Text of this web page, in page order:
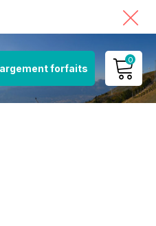
forfaits
0
MON COMPTE